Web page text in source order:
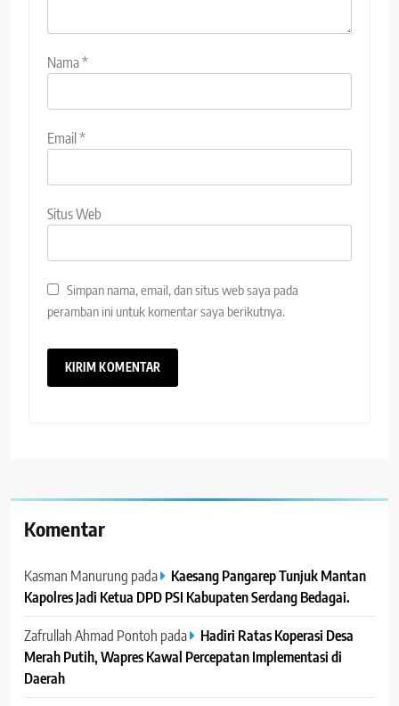
Nama*
Email *
Situs Web
Simpan nama, email, dan situs web saya pada
peramban ini untuk komentar saya berikutnya.
Komentar
Kasman Manurung pada
Kaesang Pangarep Tunjuk Mantan
Kapolres Jadi Ketua DPD PSI Kabupaten Serdang Bedagai. ‎ ‎
Zafrullah Ahmad Pontoh pada
Hadiri Ratas Koperasi Desa
Merah Putih, Wapres Kawal Percepatan Implementasi di
Daerah